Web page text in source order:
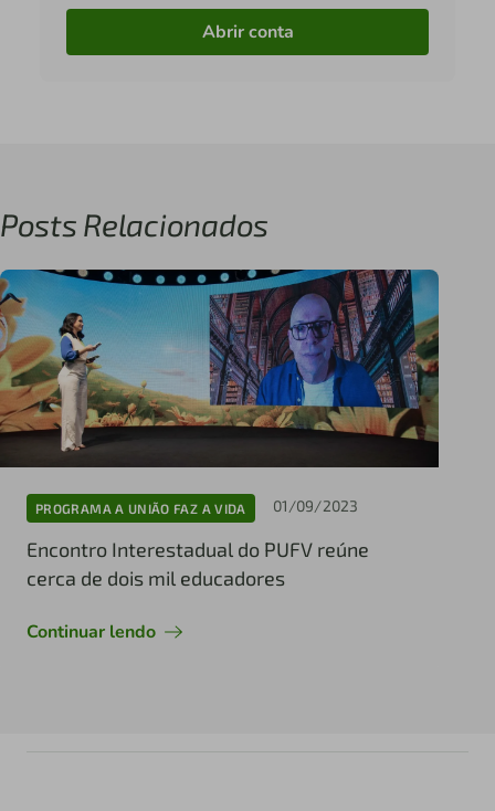
Abrir conta
Posts Relacionados
PROGRAMA A UNIÃO FAZ A VIDA 01/09/2023
Encontro Interestadual do PUFV reúne
cerca de dois mil educadores
Continuar lendo